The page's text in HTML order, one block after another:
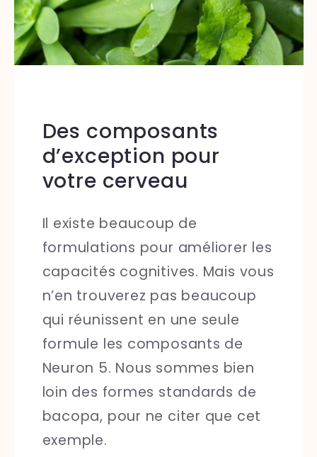
Des composants
d’exception pour
votre cerveau
Il existe beaucoup de
formulations pour améliorer les
capacités cognitives. Mais vous
n’en trouverez pas beaucoup
qui réunissent en une seule
formule les composants de
Neuron 5. Nous sommes bien
loin des formes standards de
bacopa, pour ne citer que cet
exemple.